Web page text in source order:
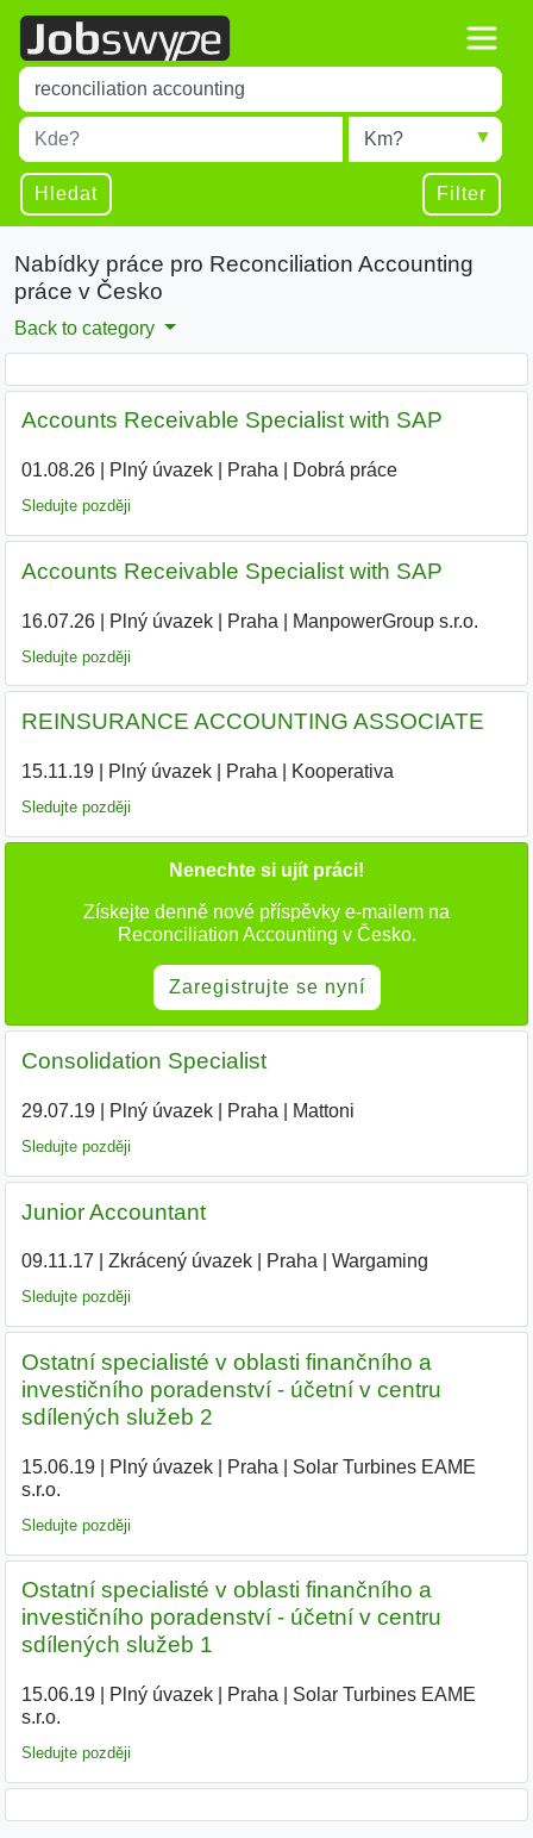
Title
Type 1 or more characters for results.
Místo
Type 1 or more characters for results.
Radius
Hledat Filter
Nabídky práce pro Reconciliation Accounting
práce v Česko
Back to category
Accounts Receivable Specialist with SAP
01.08.26| Plný úvazek| Praha Dobrá práce
Sledujte později
Accounts Receivable Specialist with SAP
16.07.26| Plný úvazek| Praha ManpowerGroup s.r.o.
Sledujte později
REINSURANCE ACCOUNTING ASSOCIATE
15.11.19| Plný úvazek| Praha Kooperativa
Sledujte později
Nenechte si ujít práci!
Získejte denně nové příspěvky e-mailem na
Reconciliation Accounting v Česko.
Zaregistrujte se nyní
Consolidation Specialist
29.07.19| Plný úvazek| Praha Mattoni
Sledujte později
Junior Accountant
09.11.17 Zkrácený úvazek| Praha Wargaming
Sledujte později
Ostatní specialisté v oblasti finančního a
investičního poradenství - účetní v centru
sdílených služeb 2
15.06.19| Plný úvazek| Praha
Solar Turbines EAME
s.r.o.
Sledujte později
Ostatní specialisté v oblasti finančního a
investičního poradenství - účetní v centru
sdílených služeb 1
15.06.19| Plný úvazek| Praha
Solar Turbines EAME
s.r.o.
Sledujte později